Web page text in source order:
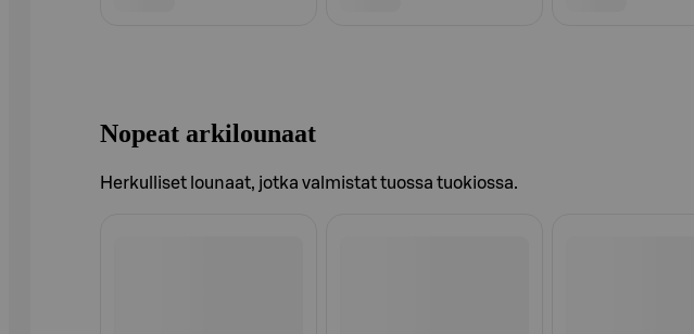
Nopeat arkilounaat
Herkulliset lounaat, jotka valmistat tuossa tuokiossa.